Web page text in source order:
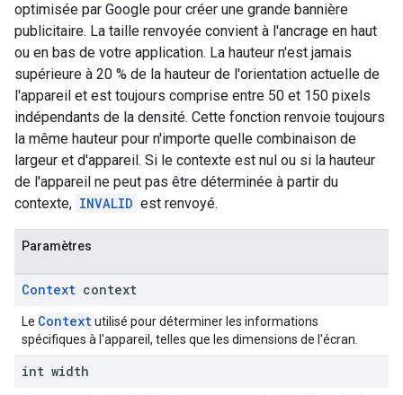
optimisée par Google pour créer une grande bannière
publicitaire. La taille renvoyée convient à l'ancrage en haut
ou en bas de votre application. La hauteur n'est jamais
supérieure à 20 % de la hauteur de l'orientation actuelle de
l'appareil et est toujours comprise entre 50 et 150 pixels
indépendants de la densité. Cette fonction renvoie toujours
la même hauteur pour n'importe quelle combinaison de
largeur et d'appareil. Si le contexte est nul ou si la hauteur
de l'appareil ne peut pas être déterminée à partir du
contexte, INVALID est renvoyé.
Paramètres
Context context
Le Contextutilisé pour déterminer les informations
spécifiques à l'appareil, telles que les dimensions de l'écran.
int width